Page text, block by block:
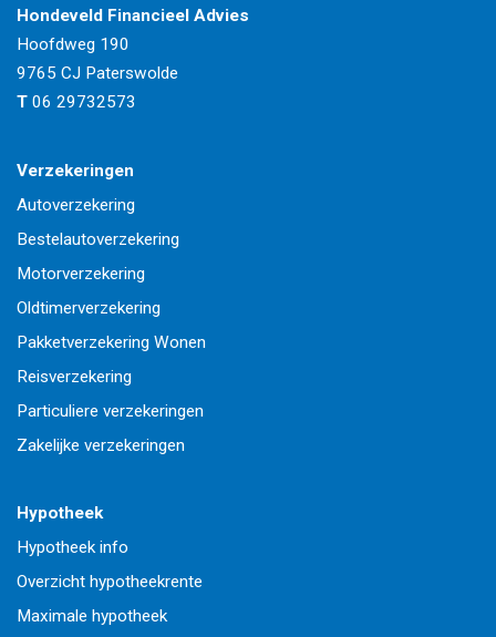
Hondeveld Financieel Advies
Hoofdweg 190
9765 CJ Paterswolde
T 06 29732573
Verzekeringen
Autoverzekering
Bestelautoverzekering
Motorverzekering
Oldtimerverzekering
Pakketverzekering Wonen
Reisverzekering
Particuliere verzekeringen
Zakelijke verzekeringen
Hypotheek
Hypotheek info
Overzicht hypotheekrente
Maximale hypotheek